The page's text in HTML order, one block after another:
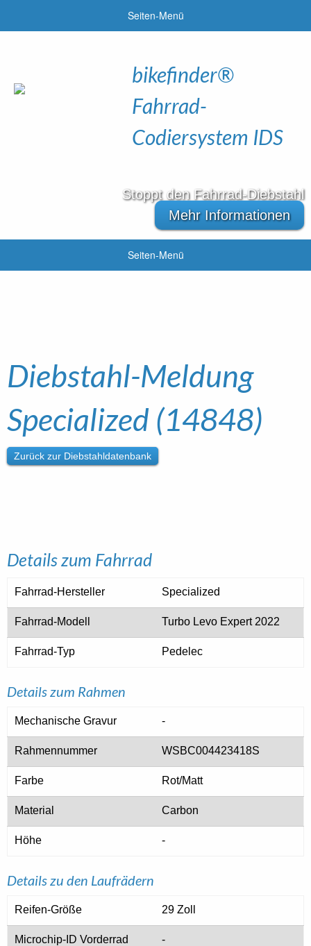
Seiten-Menü
bikefinder®
Fahrrad-
Codiersystem IDS
Stoppt den Fahrrad-Diebstahl
Mehr Informationen
Seiten-Menü
Diebstahl-Meldung
Specialized (14848)
Zurück zur Diebstahldatenbank
Details zum Fahrrad
Fahrrad-Hersteller Specialized
Fahrrad-Modell Turbo Levo Expert 2022
Fahrrad-Typ Pedelec
Details zum Rahmen
Mechanische Gravur -
Rahmennummer WSBC004423418S
Farbe Rot/Matt
Material Carbon
Höhe -
Details zu den Laufrädern
Reifen-Größe 29 Zoll
Microchip-ID Vorderrad -